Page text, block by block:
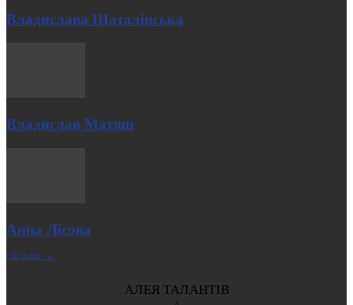
Владислава Шаталінська
Владислав Матяш
Анна Лісова
| Більше →
АЛЕЯ ТАЛАНТІВ